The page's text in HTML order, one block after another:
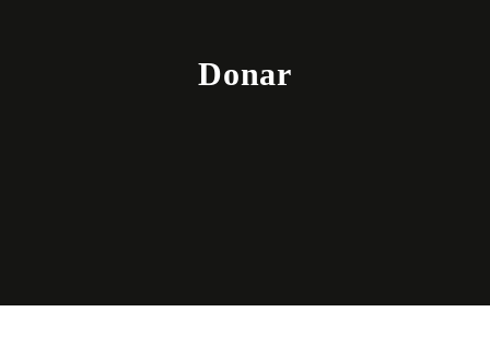
Donar